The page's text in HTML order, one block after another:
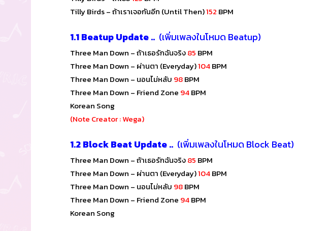
Tilly Birds – ถ้าเราเจอกันอีก (Until Then)152 BPM
1.1 Beatup Update .. (เพิ่มเพลงในโหมด Beatup)
Three Man Down – ถ้าเธอรักฉันจริง85 BPM
Three Man Down – ผ่านตา (Everyday)104BPM
Three Man Down – นอนไม่หลับ 98BPM
Three Man Down – Friend Zone 94BPM
Korean Song
(Note Creator : Wega)
1.2 Block Beat Update .. (เพิ่มเพลงในโหมด Block Beat)
Three Man Down – ถ้าเธอรักฉันจริง85 BPM
Three Man Down – ผ่านตา (Everyday)104BPM
Three Man Down – นอนไม่หลับ 98BPM
Three Man Down – Friend Zone 94BPM
Korean Song